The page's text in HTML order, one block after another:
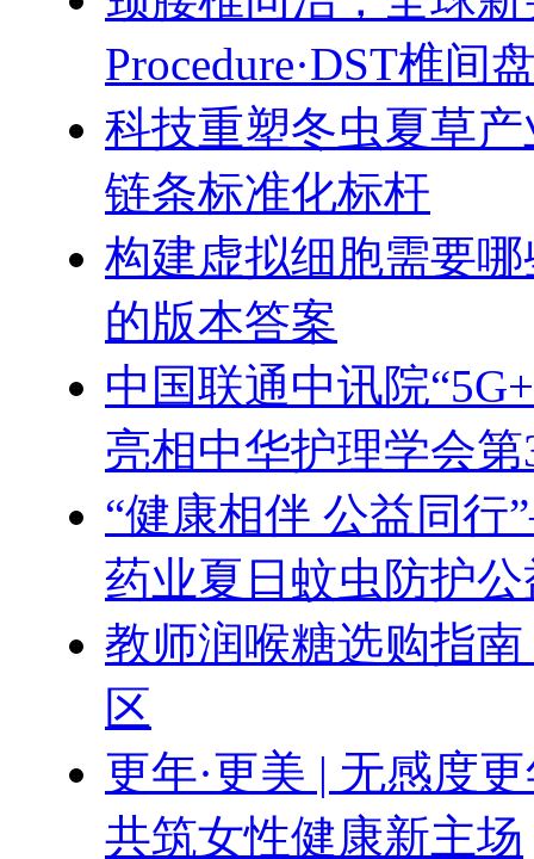
Procedure·DST椎间
科技重塑冬虫夏草
链条标准化标杆
构建虚拟细胞需要
的版本答案
中国联通中讯院
亮相中华护理学会
“健康相伴 公益同
药业夏日蚊虫防护
教师润喉糖选购指
区
更年·更美 | 无感度
共筑女性健康新主场